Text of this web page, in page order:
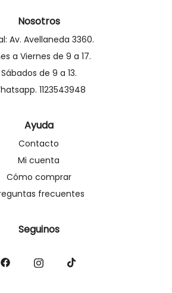
Nosotros
Av. Avellaneda 3360.
a Viernes de 9 a 17.
Sábados de 9 a 13.
1123543948
Ayuda
Contacto
Mi cuenta
Cómo comprar
frecuentes
Seguinos